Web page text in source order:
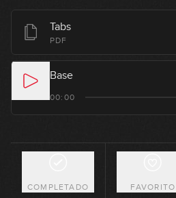
Tabs
PDF
Base
00:00
COMPLETADO FAVORITO
06:58
#85:
07:15
#87: Groove